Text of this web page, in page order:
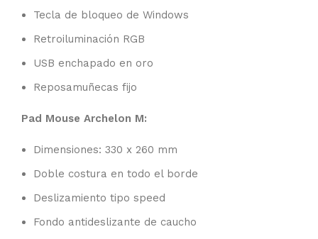
Tecla de bloqueo de Windows
Retroiluminación RGB
USB enchapado en oro
Reposamuñecas fijo
Pad Mouse Archelon M:
Dimensiones: 330 x 260 mm
Doble costura en todo el borde
Deslizamiento tipo speed
Fondo antideslizante de caucho